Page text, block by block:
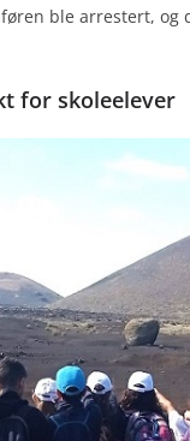
ble arrestert, og
for skoleelever